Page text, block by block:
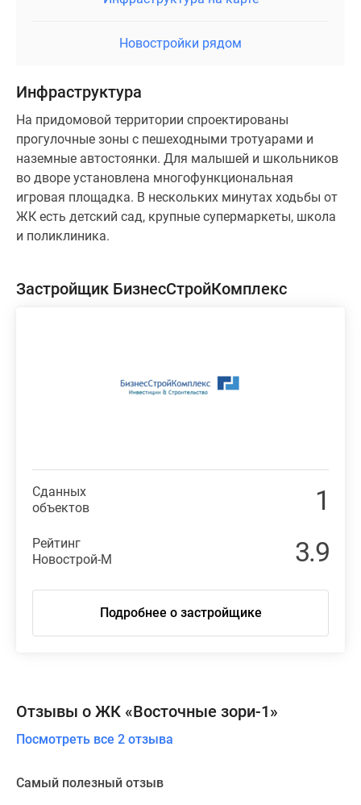
Новостройки рядом
Инфраструктура
На придомовой территории спроектированы
прогулочные зоны с пешеходными тротуарами и
наземные автостоянки. Для малышей и школьников
во дворе установлена многофункциональная
игровая площадка. В нескольких минутах ходьбы от
ЖК есть детский сад, крупные супермаркеты, школа
и поликлиника.
Застройщик БизнесСтройКомплекс
Сданных
объектов
1
Рейтинг
Новострой-М
3.9
Подробнее о застройщике
Отзывы о ЖК «Восточные зори-1»
Посмотреть все 2 отзыва
Самый полезный отзыв